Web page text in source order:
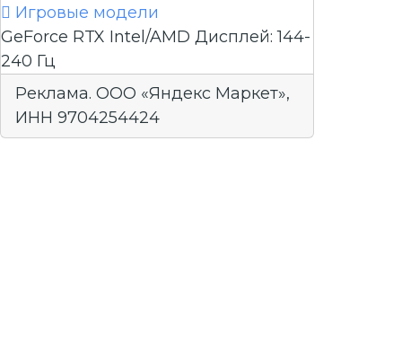
 Игровые модели
GeForce RTX Intel/AMD Дисплей: 144-
240 Гц
Реклама. ООО «Яндекс Маркет»,
ИНН 9704254424